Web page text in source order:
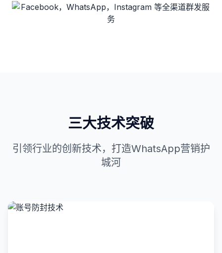
三大技术突破
引领行业的创新技术，打造WhatsApp营销护
城河